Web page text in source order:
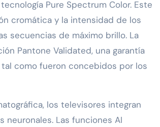
Pure Spectrum Color. Este
cromática y la intensidad de los
secuencias de máximo brillo. La
Pantone Validated, una garantía
como fueron concebidos por los
los televisores integran
Las funciones AI